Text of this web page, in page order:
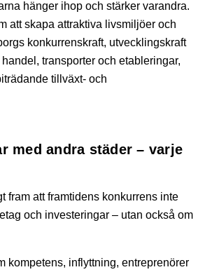
hänger ihop och stärker varandra.
att skapa attraktiva livsmiljöer och
konkurrenskraft, utvecklingskraft
transporter och etableringar,
tillväxt- och
med andra städer – varje
fram att framtidens konkurrens inte
och investeringar – utan också om
kompetens, inflyttning, entreprenörer